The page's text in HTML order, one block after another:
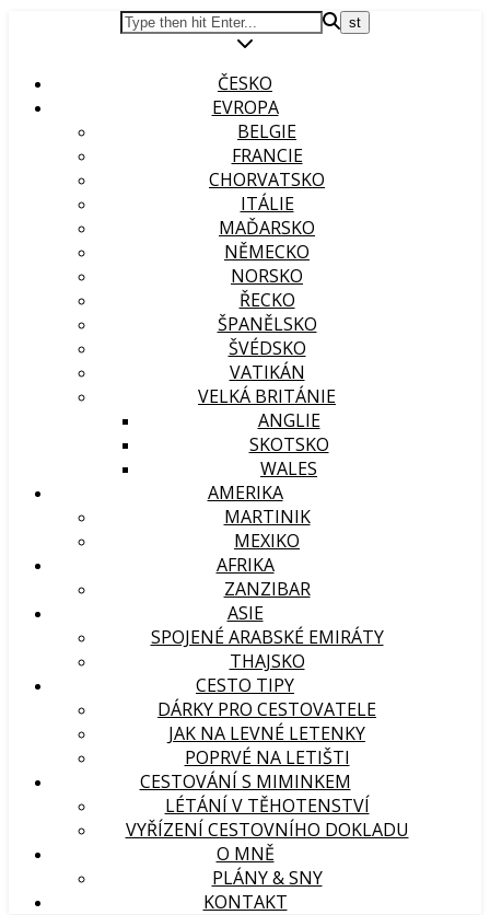
ČESKO
EVROPA
BELGIE
FRANCIE
CHORVATSKO
ITÁLIE
MAĎARSKO
NĚMECKO
NORSKO
ŘECKO
ŠPANĚLSKO
ŠVÉDSKO
VATIKÁN
VELKÁ BRITÁNIE
ANGLIE
SKOTSKO
WALES
AMERIKA
MARTINIK
MEXIKO
AFRIKA
ZANZIBAR
ASIE
SPOJENÉ ARABSKÉ EMIRÁTY
THAJSKO
CESTO TIPY
DÁRKY PRO CESTOVATELE
JAK NA LEVNÉ LETENKY
POPRVÉ NA LETIŠTI
CESTOVÁNÍ S MIMINKEM
LÉTÁNÍ V TĚHOTENSTVÍ
VYŘÍZENÍ CESTOVNÍHO DOKLADU
O MNĚ
PLÁNY & SNY
KONTAKT